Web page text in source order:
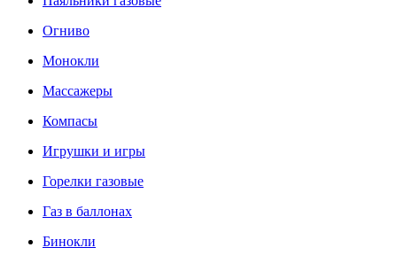
Огниво
Монокли
Массажеры
Компасы
Игрушки и игры
Горелки газовые
Газ в баллонах
Бинокли